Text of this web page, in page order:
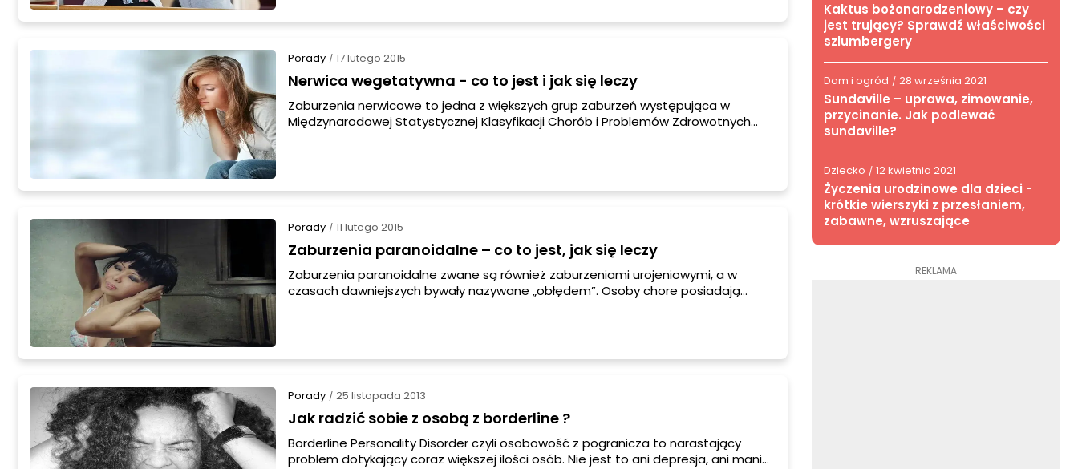
Porady / 17 lutego 2015
Nerwica wegetatywna - co to jest i jak się leczy
Zaburzenia nerwicowe to jedna z większych grup zaburzeń występująca w
Międzynarodowej Statystycznej Klasyfikacji Chorób i Problemów Zdrowotnych
Porady / 11 lutego 2015
Zaburzenia paranoidalne – co to jest, jak się leczy
Zaburzenia paranoidalne zwane są również zaburzeniami urojeniowymi, a w
czasach dawniejszych bywały nazywane „obłędem”. Osoby chore posiadają
Porady / 25 listopada 2013
Jak radzić sobie z osobą z borderline ?
Borderline Personality Disorder czyli osobowość z pogranicza to narastający
problem dotykający coraz większej ilości osób. Nie jest to ani depresja, ani mania,
Kaktus bożonarodzeniowy – czy
jest trujący? Sprawdź właściwości
szlumbergery
Dom i ogród / 28 września 2021
Sundaville – uprawa, zimowanie,
przycinanie. Jak podlewać
sundaville?
Dziecko / 12 kwietnia 2021
Życzenia urodzinowe dla dzieci -
krótkie wierszyki z przesłaniem,
zabawne, wzruszające
REKLAMA